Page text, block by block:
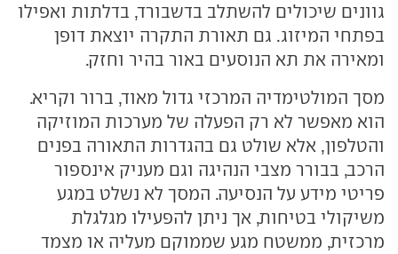
גוונים שיכולים להשתלב בדשבורד, בדלתות ואפילו
בפתחי המיזוג. גם תאורת התקרה יוצאת דופן
ומאירה את תא הנוסעים באור בהיר וחזק.
מסך המולטימדיה המרכזי גדול מאוד, ברור וקריא.
הוא מאפשר לא רק הפעלה של מערכות המוזיקה
והטלפון, אלא שולט גם בהגדרות התאורה בפנים
הרכב, בבורר מצבי הנהיגה וגם מעניק אינספור
פריטי מידע על הנסיעה. המסך לא נשלט במגע
משיקולי בטיחות, אך ניתן להפעילו מגלגלת
מרכזית, ממשטח מגע שממוקם מעליה או מצמד